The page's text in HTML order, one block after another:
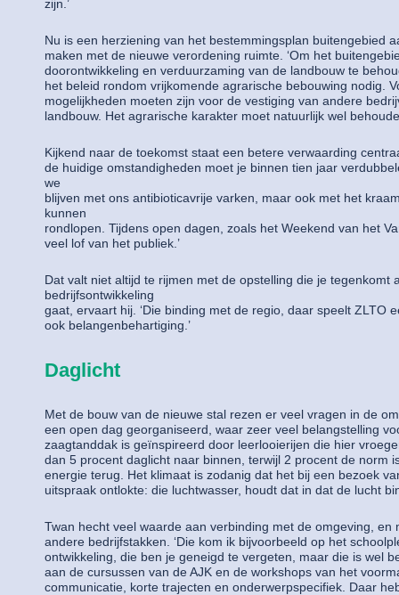
zijn.’
Nu is een herziening van het bestemmingsplan buitengebied
maken met de nieuwe verordening ruimte. ‘Om het
doorontwikkeling en verduurzaming van de landbouw te
het beleid rondom vrijkomende agrarische bebouwing nodig.
mogelijkheden moeten zijn voor de vestiging van andere
landbouw. Het agrarische karakter moet natuurlijk wel
Kijkend naar de toekomst staat een betere verwaarding
de huidige omstandigheden moet je binnen tien jaar
we
blijven met ons antibioticavrije varken, maar ook met het
kunnen
rondlopen. Tijdens open dagen, zoals het Weekend van het
veel lof van het publiek.’
Dat valt niet altijd te rijmen met de opstelling die je tegenkomt
bedrijfsontwikkeling
gaat, ervaart hij. ‘Die binding met de regio, daar speelt ZLTO
ook belangenbehartiging.’
Daglicht
Met de bouw van de nieuwe stal rezen er veel vragen in de
een open dag georganiseerd, waar zeer veel belangstelling
zaagtanddak is geïnspireerd door leerlooierijen die hier
dan 5 procent daglicht naar binnen, terwijl 2 procent de norm
energie terug. Het klimaat is zodanig dat het bij een bezoek
uitspraak ontlokte: die luchtwasser, houdt dat in dat de lucht
Twan hecht veel waarde aan verbinding met de omgeving, en
andere bedrijfstakken. ‘Die kom ik bijvoorbeeld op het
ontwikkeling, die ben je geneigd te vergeten, maar die is wel
aan de cursussen van de AJK en de workshops van het
communicatie, korte trajecten en onderwerpspecifiek. Daar